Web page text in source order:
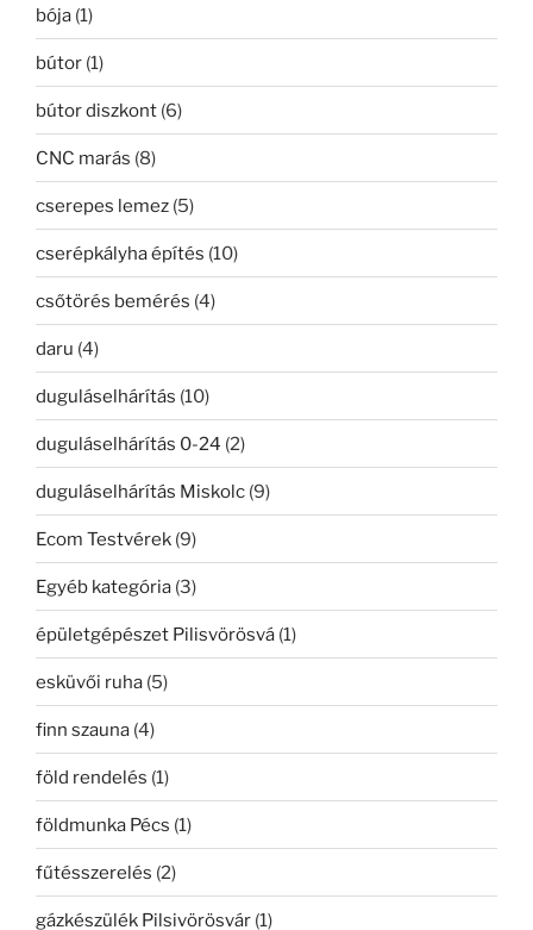
bója (1)
bútor (1)
bútor diszkont (6)
CNC marás (8)
cserepes lemez (5)
cserépkályha építés (10)
csőtörés bemérés (4)
daru (4)
duguláselhárítás (10)
duguláselhárítás 0-24 (2)
duguláselhárítás Miskolc (9)
Ecom Testvérek (9)
Egyéb kategória (3)
épületgépészet Pilisvörösvá (1)
esküvői ruha (5)
finn szauna (4)
föld rendelés (1)
földmunka Pécs (1)
fűtésszerelés (2)
gázkészülék Pilsivörösvár (1)